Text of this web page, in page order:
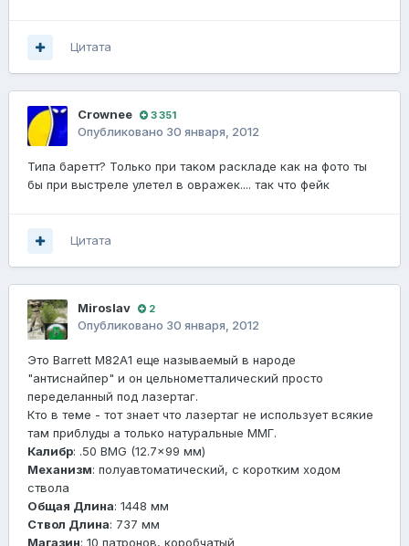
Цитата
Crownee 3 351
Опубликовано 30 января, 2012
Типа баретт? Только при таком раскладе как на фото ты
бы при выстреле улетел в овражек.... так что фейк
Цитата
Miroslav 2
Опубликовано 30 января, 2012
Это Barrett M82A1 еще называемый в народе
"антиснайпер" и он цельнометталический просто
переделанный под лазертаг.
Кто в теме - тот знает что лазертаг не использует всякие
там приблуды а только натуральные ММГ.
Калибр: .50 BMG (12.7x99 мм)
Механизм: полуавтоматический, с коротким ходом
ствола
Общая Длина: 1448 мм
Ствол Длина: 737 мм
Магазин: 10 патронов, коробчатый